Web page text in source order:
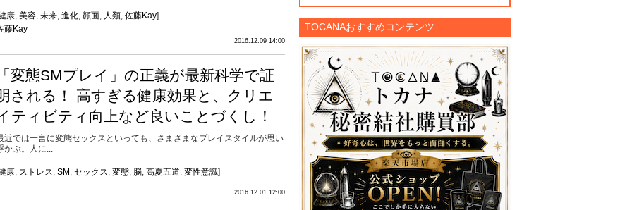
康, 美容, 未来, 進化, 顔面, 人類, 佐藤Kay]
2016.12.09 14:00
藤Kay
変態SMプレイ」の正義が最新科学で証
される！ 高すぎる健康効果と、クリエ
ティビティ向上など良いことづくし！
近では一言に変態セックスといっても、さまざまなプレイスタイルが思い
かぶ。人に...
康, ストレス, SM , セックス, 変態, 脳, 高夏五道, 変性意識]
2016.12.01 12:00
TOCANAおすすめコンテンツ